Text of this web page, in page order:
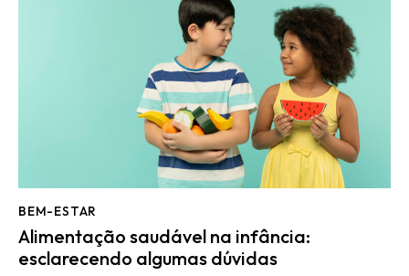
BEM-ESTAR
Alimentação saudável na infância:
esclarecendo algumas dúvidas